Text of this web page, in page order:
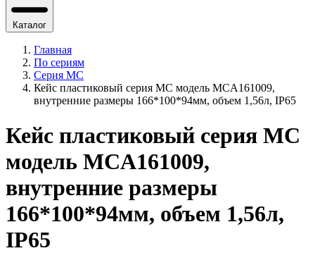
Каталог
Главная
По сериям
Серия MC
Кейс пластиковый серия МС модель MCA161009,
внутренние размеры 166*100*94мм, объем 1,56л, IP65
Кейс пластиковый серия МС
модель MCA161009,
внутренние размеры
166*100*94мм, объем 1,56л,
IP65